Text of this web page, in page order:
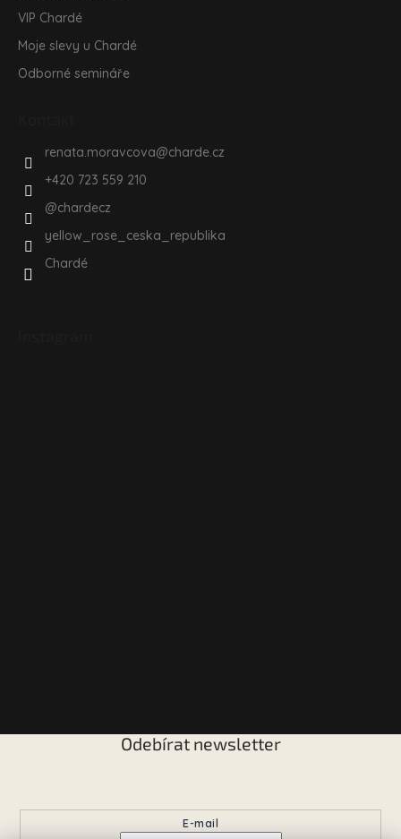
VIP Chardé
Moje slevy u Chardé
Odborné semináře
renata.moravcova@charde.cz
+420 723 559 210
@chardecz
yellow_rose_ceska_republika
Chardé
Odebírat newsletter
E-mail